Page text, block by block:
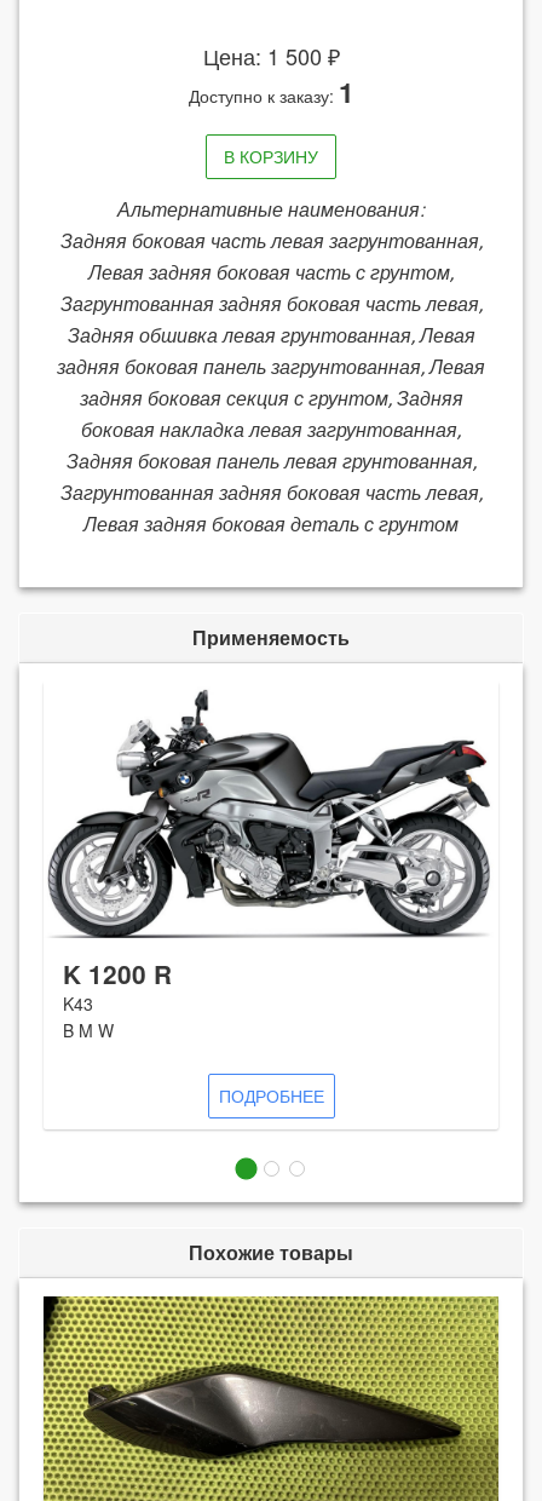
Цена: 1 500 ₽
Доступно к заказу: 1
В КОРЗИНУ
Альтернативные наименования:
Задняя боковая часть левая загрунтованная,
Левая задняя боковая часть с грунтом,
Загрунтованная задняя боковая часть левая,
Задняя обшивка левая грунтованная, Левая
задняя боковая панель загрунтованная, Левая
задняя боковая секция с грунтом, Задняя
боковая накладка левая загрунтованная,
Задняя боковая панель левая грунтованная,
Загрунтованная задняя боковая часть левая,
Левая задняя боковая деталь с грунтом
Применяемость
K 1200 R
K43
B M W
ПОДРОБНЕЕ
Похожие товары